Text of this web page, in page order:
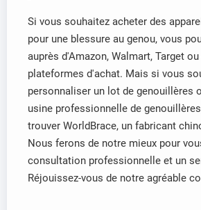
Si vous souhaitez acheter des
pour une blessure au genou, vous
auprès d'Amazon, Walmart, Target
plateformes d'achat. Mais si vous
personnaliser un lot de genouillères
usine professionnelle de
trouver WorldBrace, un fabricant
Nous ferons de notre mieux pour
consultation professionnelle et un
Réjouissez-vous de notre agréable